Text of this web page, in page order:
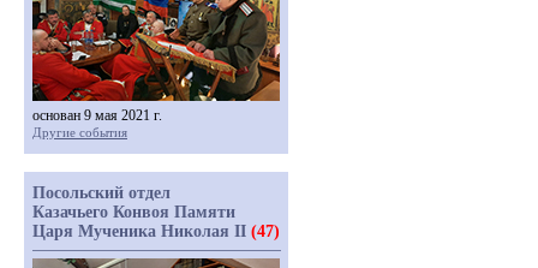
основан 9 мая 2021 г.
Другие события
Посольский отдел
Казачьего Конвоя Памяти
Царя Мученика Николая II (47)